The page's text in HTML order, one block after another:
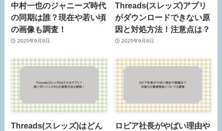
中村一也のジャニーズ時代
の同期は誰？現在や若い頃
の画像も調査！
2025年9月9日
Threads(スレッズ)アプリ
がダウンロードできない原
因と対処方法！注意点は？
2025年9月8日
Threads(スレッズ)はどん
ロピア社長がやばい理由や